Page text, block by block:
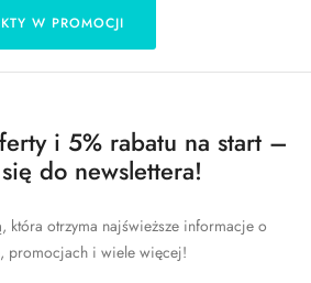
W PROMOCJI
i 5% rabatu na start –
do newslettera!
która otrzyma najświeższe informacje o
promocjach i wiele więcej!